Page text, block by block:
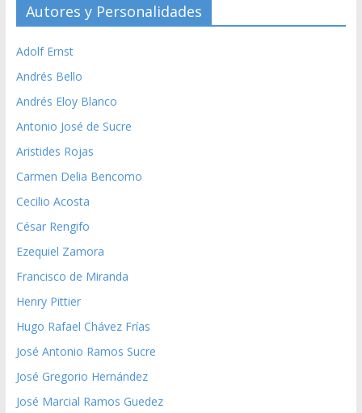
Autores y Personalidades
Adolf Ernst
Andrés Bello
Andrés Eloy Blanco
Antonio José de Sucre
Aristides Rojas
Carmen Delia Bencomo
Cecilio Acosta
César Rengifo
Ezequiel Zamora
Francisco de Miranda
Henry Pittier
Hugo Rafael Chávez Frías
José Antonio Ramos Sucre
José Gregorio Hernández
José Marcial Ramos Guedez